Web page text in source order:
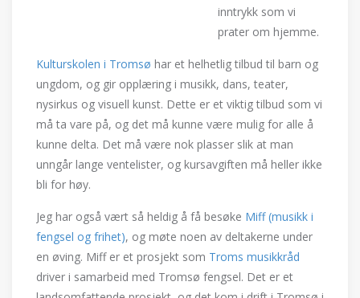
inntrykk som vi
prater om hjemme.
Kulturskolen i Tromsø har et helhetlig tilbud til barn og
ungdom, og gir opplæring i musikk, dans, teater,
nysirkus og visuell kunst. Dette er et viktig tilbud som vi
må ta vare på, og det må kunne være mulig for alle å
kunne delta. Det må være nok plasser slik at man
unngår lange ventelister, og kursavgiften må heller ikke
bli for høy.
Jeg har også vært så heldig å få besøke Miff (musikk i
fengsel og frihet), og møte noen av deltakerne under
en øving. Miff er et prosjekt som Troms musikkråd
driver i samarbeid med Tromsø fengsel. Det er et